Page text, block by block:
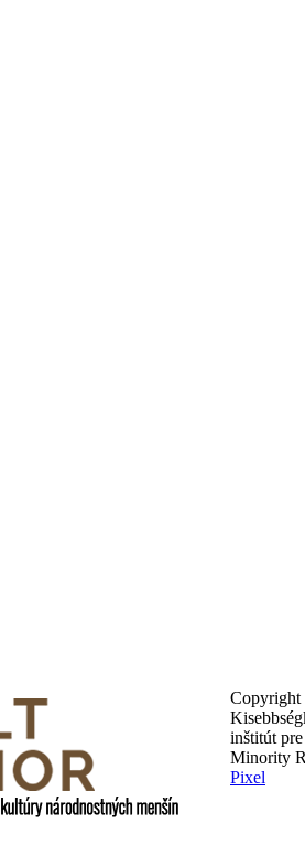
Copyright
inštitút
Minority
Pixel